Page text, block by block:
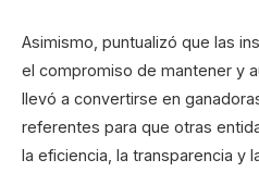
Asimismo, puntualizó que las
el compromiso de mantener y
llevó a convertirse en
referentes para que otras
la eficiencia, la transparencia y